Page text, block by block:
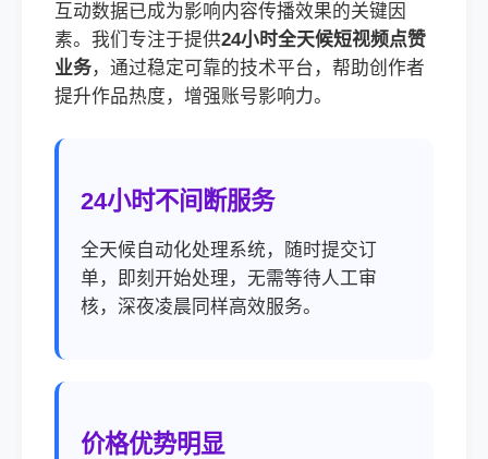
互动数据已成为影响内容传播效果的关键因
素。我们专注于提供24小时全天候短视频点赞
业务，通过稳定可靠的技术平台，帮助创作者
提升作品热度，增强账号影响力。
24小时不间断服务
全天候自动化处理系统，随时提交订
单，即刻开始处理，无需等待人工审
核，深夜凌晨同样高效服务。
价格优势明显